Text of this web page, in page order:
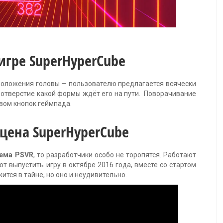
SuperHyperCube
головы — пользователю предлагается всячески
какой формы ждёт его на пути. Поворачивание
кнопок геймпада.
SuperHyperCube
PSVR, то разработчики особо не торопятся. Работают
выпустить игру в октябре 2016 года, вместе со стартом
в тайне, но оно и неудивительно.